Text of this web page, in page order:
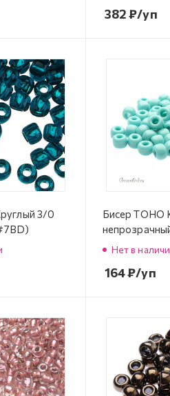
382₽/уп
3/0
Бисер TOHO
Нет в
164₽/уп